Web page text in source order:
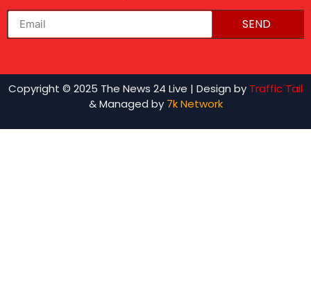
SEND
Copyright © 2025 The News 24 Live | Design by Traffic Tail
& Managed by 7k Network